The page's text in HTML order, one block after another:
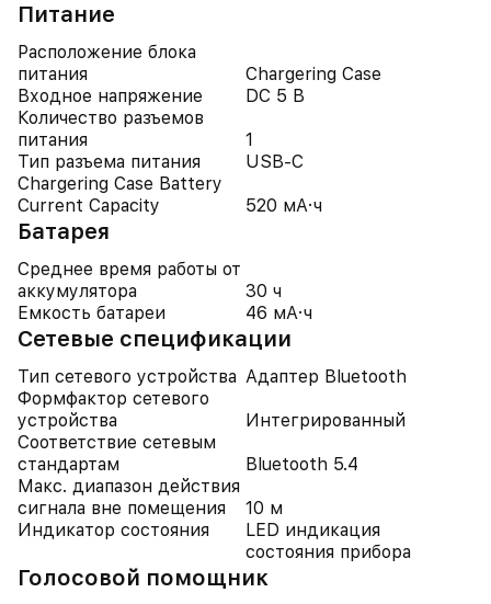
Питание
Расположение блока
питания
Chargering Case
Входное напряжение
DC 5 В
Количество разъемов
питания
1
Тип разъема питания
USB-C
Chargering Case Battery
Current Capacity
520 мА·ч
Батарея
Среднее время работы от
аккумулятора
30 ч
Емкость батареи
46 мА·ч
Cетевые спецификации
Тип сетевого устройства Адаптер Bluetooth
Формфактор сетевого
устройства
Интегрированный
Соответствие сетевым
стандартам
Bluetooth 5.4
Макс. диапазон действия
сигнала вне помещения
10 м
Индикатор состояния
LED индикация
состояния прибора
Голосовой помощник